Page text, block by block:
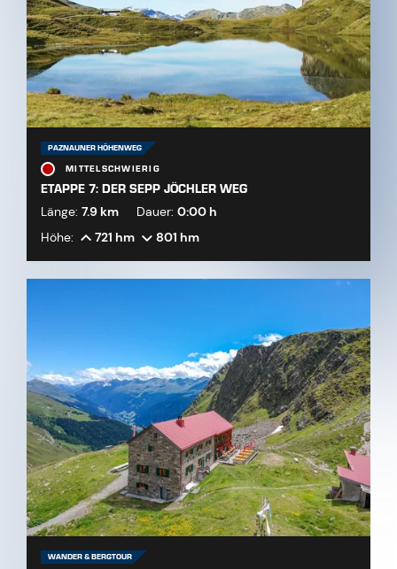
PAZNAUNER HÖHENWEG
MITTELSCHWIERIG
ETAPPE 7: DER SEPP JÖCHLER WEG
Länge: 7.9 km Dauer: 0:00 h
Höhe:
721 hm 801 hm
WANDER & BERGTOUR